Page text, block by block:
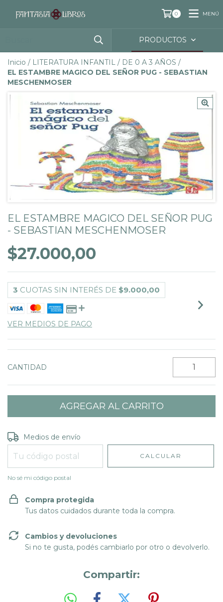
0 MENÚ
PRODUCTOS
Inicio / LITERATURA INFANTIL / DE 0 A 3 AÑOS /
EL ESTAMBRE MAGICO DEL SEÑOR PUG - SEBASTIAN
MESCHENMOSER
EL ESTAMBRE MAGICO DEL SEÑOR PUG
- SEBASTIAN MESCHENMOSER
$27.000,00
3 CUOTAS SIN INTERÉS DE $9.000,00
VER MEDIOS DE PAGO
CANTIDAD
Entregas para el CP:
Medios de envío
CALCULAR
No sé mi código postal
Compra protegida
Tus datos cuidados durante toda la compra.
Cambios y devoluciones
Si no te gusta, podés cambiarlo por otro o devolverlo.
Compartir: